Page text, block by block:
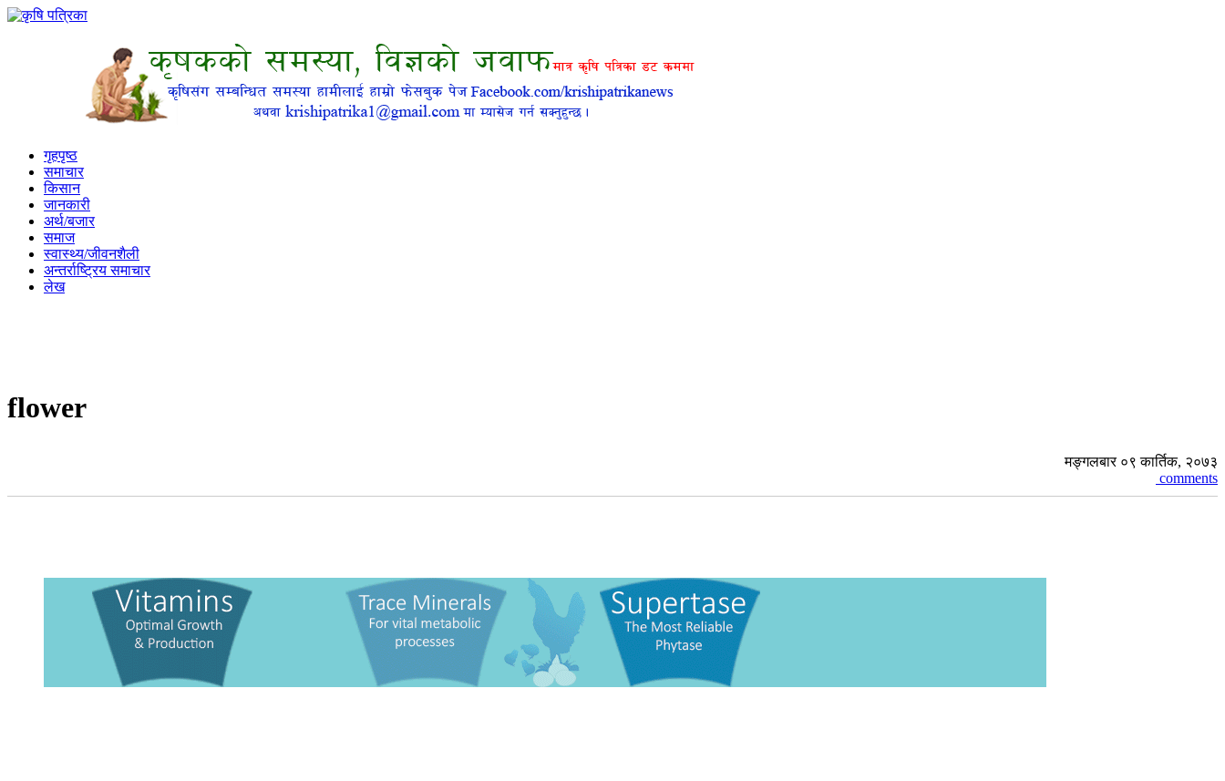
गृहपृष्ठ
समाचार
किसान
जानकारी
अर्थ/बजार
समाज
स्वास्थ्य/जीवनशैली
अन्तर्राष्ट्रिय समाचार
लेख
flower
मङ्गलबार ०९ कार्तिक, २०७३
comments